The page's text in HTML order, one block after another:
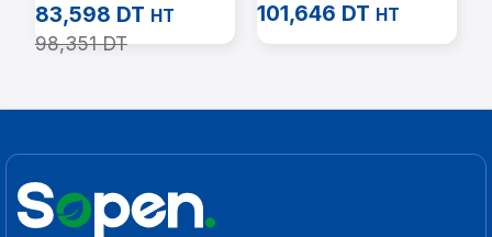
Transparent Fume ABS
Losdi Cp0520
83,598 DT HT
98,351DT
101,646 DT HT